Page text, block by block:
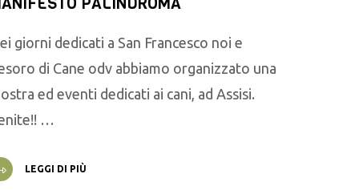
giorni dedicati a San Francesco noi e
di Cane odv abbiamo organizzato una
ed eventi dedicati ai cani, ad Assisi.
…
LEGGI DI PIÙ